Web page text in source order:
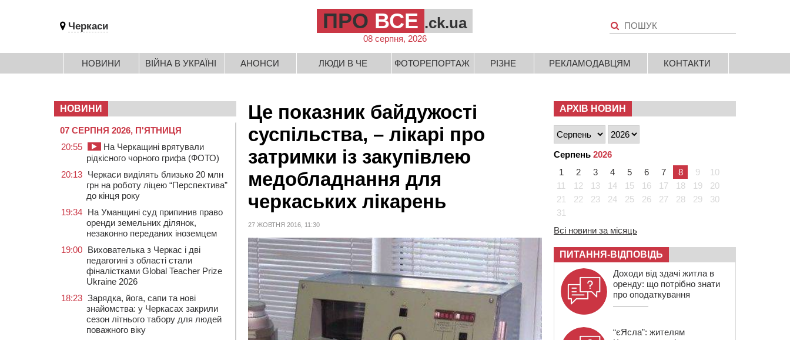
Черкаси ПРО ВСЕ .ck.ua
08 серпня, 2026
НОВИНИ ВІЙНА В УКРАЇНІ АНОНСИ ЛЮДИ В ЧЕ ФОТОРЕПОРТАЖ РІЗНЕ РЕКЛАМОДАВЦЯМ КОНТАКТИ
Це показник байдужості
суспільства, – лікарі про
затримки із закупівлею
медобладнання для
черкаських лікарень
27 ЖОВТНЯ 2016, 11:30
НОВИНИ
07 СЕРПНЯ 2026, П'ЯТНИЦЯ
20:55
На Черкащині врятували
рідкісного чорного грифа (ФОТО)
20:13 Черкаси виділять близько 20 млн
грн на роботу ліцею “Перспектива”
до кінця року
19:34 На Уманщині суд припинив право
оренди земельних ділянок,
незаконно переданих іноземцем
19:00 Вихователька з Черкас і дві
педагогині з області стали
фіналістками Global Teacher Prize
Ukraine 2026
18:23 Зарядка, йога, сапи та нові
знайомства: у Черкасах закрили
сезон літнього табору для людей
поважного віку
АРХІВ НОВИН
Серпень 2026
1
2 3 4 5 6 7 8 9
10
11
12 13 14 15 16 17 18 19
20
21
22 23 24 25 26 27 28 29
30
31
Всі новини за місяць
ПИТАННЯ-ВІДПОВІДЬ
Доходи від здачі житла в
оренду: що потрібно знати
про оподаткування
“єЯсла”: жителям